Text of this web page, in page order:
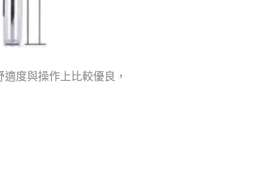
度與操作上比較優良，